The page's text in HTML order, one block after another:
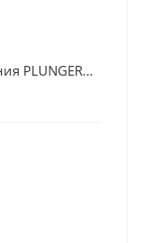
PLUNGER...